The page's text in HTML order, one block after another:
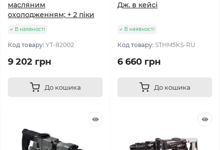
масляним
охолодженням; + 2 піки
В наявності
Код товару: YT-82002
9 202 грн
До кошика
Дж. в кейсі
В наявності
Код товару: STHM5KS-RU
6 660 грн
До кошика